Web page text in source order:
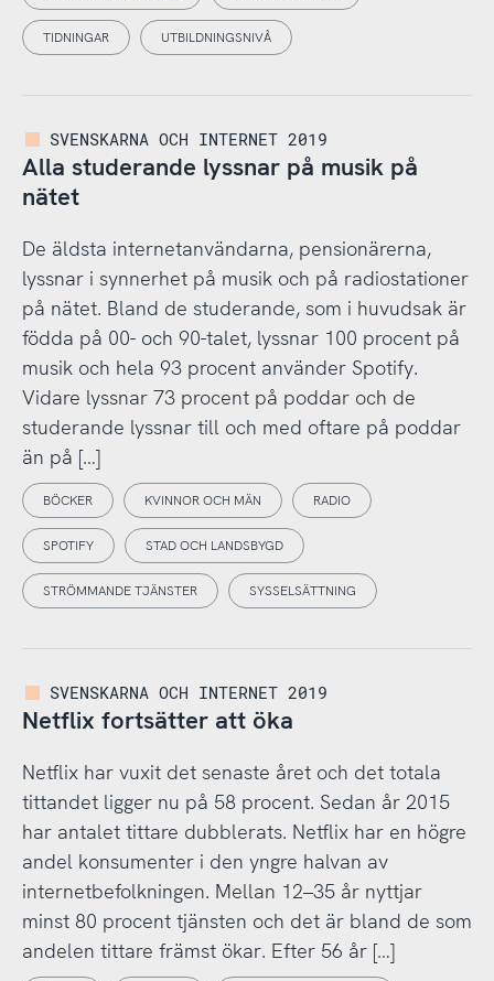
TIDNINGAR UTBILDNINGSNIVÅ
SVENSKARNA OCH INTERNET 2019
Alla studerande lyssnar på musik på
nätet
De äldsta internetanvändarna, pensionärerna,
lyssnar i synnerhet på musik och på radiostationer
på nätet. Bland de studerande, som i huvudsak är
födda på 00- och 90-talet, lyssnar 100 procent på
musik och hela 93 procent använder Spotify.
Vidare lyssnar 73 procent på poddar och de
studerande lyssnar till och med oftare på poddar
än på […]
BÖCKER KVINNOR OCH MÄN RADIO
SPOTIFY STAD OCH LANDSBYGD
STRÖMMANDE TJÄNSTER SYSSELSÄTTNING
SVENSKARNA OCH INTERNET 2019
Netflix fortsätter att öka
Netflix har vuxit det senaste året och det totala
tittandet ligger nu på 58 procent. Sedan år 2015
har antalet tittare dubblerats. Netflix har en högre
andel konsumenter i den yngre halvan av
internetbefolkningen. Mellan 12–35 år nyttjar
minst 80 procent tjänsten och det är bland de som
andelen tittare främst ökar. Efter 56 år […]